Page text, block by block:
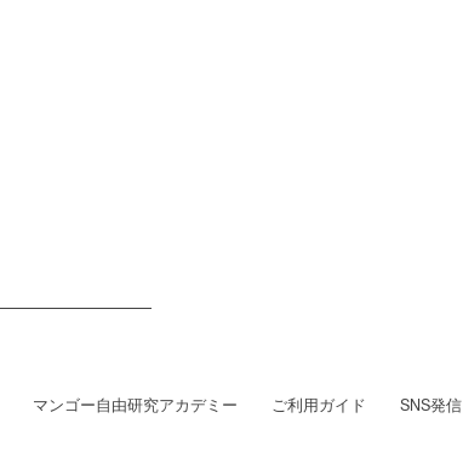
マンゴー自由研究アカデミー ご利用ガイド SNS発信